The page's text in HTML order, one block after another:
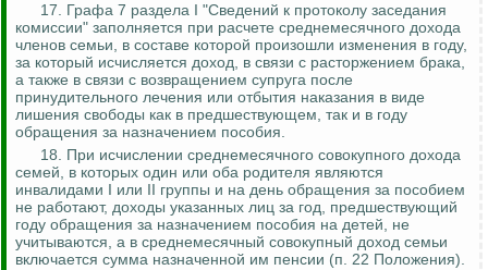
17. Графа 7 раздела I "Сведений к протоколу заседания
комиссии" заполняется при расчете среднемесячного дохода
членов семьи, в составе которой произошли изменения в году,
за который исчисляется доход, в связи с расторжением брака,
а также в связи с возвращением супруга после
принудительного лечения или отбытия наказания в виде
лишения свободы как в предшествующем, так и в году
обращения за назначением пособия.
18. При исчислении среднемесячного совокупного дохода
семей, в которых один или оба родителя являются
инвалидами I или II группы и на день обращения за пособием
не работают, доходы указанных лиц за год, предшествующий
году обращения за назначением пособия на детей, не
учитываются, а в среднемесячный совокупный доход семьи
включается сумма назначенной им пенсии (п. 22 Положения).